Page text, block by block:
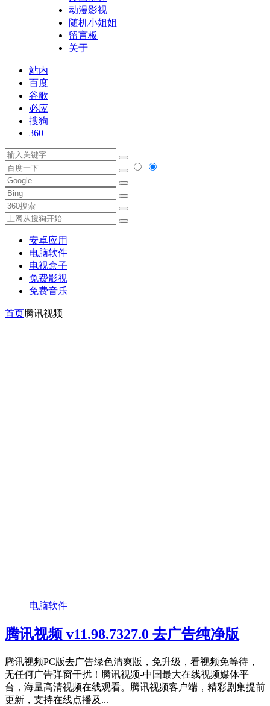
动漫影视
随机小姐姐
留言板
关于
站内
百度
谷歌
必应
搜狗
360
安卓应用
电脑软件
电视盒子
免费影视
免费音乐
首页腾讯视频
电脑软件
腾讯视频 v11.98.7327.0 去广告纯净版
腾讯视频PC版去广告绿色清爽版，免升级，看视频免等待，
无任何广告弹窗干扰！腾讯视频-中国最大在线视频媒体平
台，海量高清视频在线观看。腾讯视频客户端，精彩剧集提前
更新，支持在线点播及...